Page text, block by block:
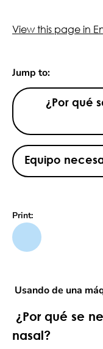
View this page in
Jump to:
¿Por qué
Equipo
Print:
Usando de una
¿Por qué se
nasal?